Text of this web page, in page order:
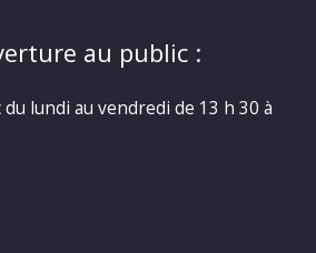
au public :
lundi au vendredi de 13 h 30 à